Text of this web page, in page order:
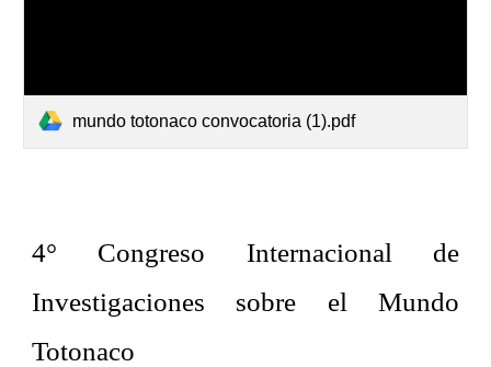
mundo totonaco convocatoria (1).pdf
4° Congreso Internacional de
Investigaciones sobre el Mundo
Totonaco